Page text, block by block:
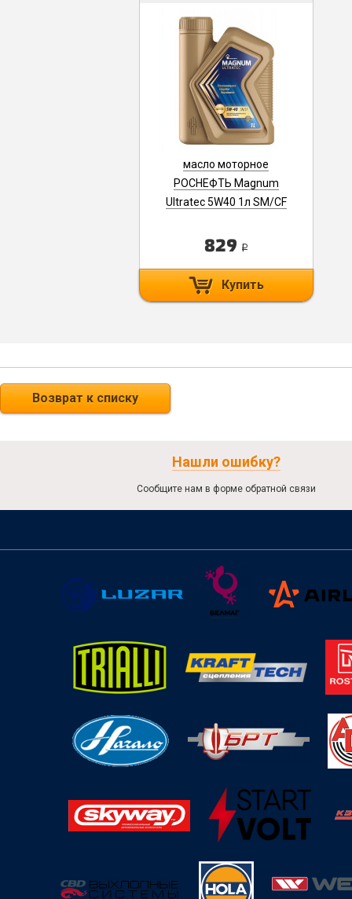
масло моторное
РОСНЕФТЬ Magnum
Ultratec 5W40 1л SM/CF
829 i
Купить
Возврат к списку
Нашли ошибку?
Сообщите нам в форме обратной связи